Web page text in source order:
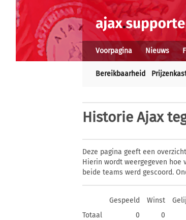
Voorpagina Nieuws
Bereikbaarheid
Historie Ajax
Deze pagina geeft een
Hierin wordt weergegeven hoe
beide teams werd gescoord.
Gespeeld Winst
Totaal
0 0